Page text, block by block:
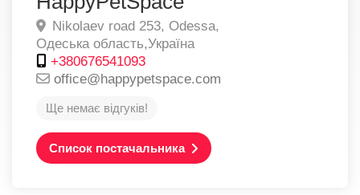
Nikolaev road 253, Odessa,
Одеська область,Україна
+380676541093
office@happypetspace.com
Ще немає відгуків!
Список постачальника